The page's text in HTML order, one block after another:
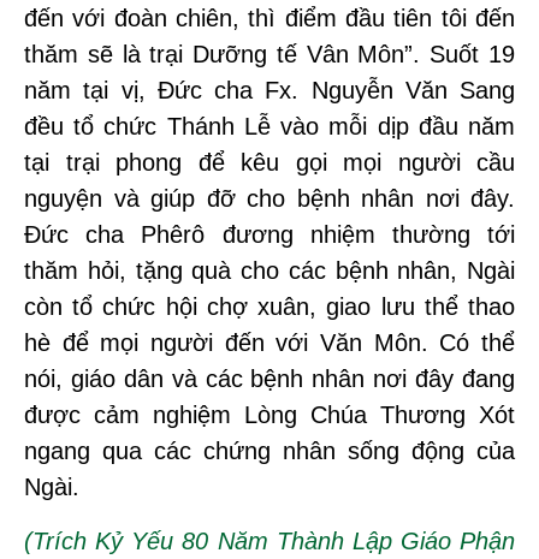
đến với đoàn chiên, thì điểm đầu tiên tôi đến
thăm sẽ là trại Dưỡng tế Vân Môn”. Suốt 19
năm tại vị, Đức cha Fx. Nguyễn Văn Sang
đều tổ chức Thánh Lễ vào mỗi dịp đầu năm
tại trại phong để kêu gọi mọi người cầu
nguyện và giúp đỡ cho bệnh nhân nơi đây.
Đức cha Phêrô đương nhiệm thường tới
thăm hỏi, tặng quà cho các bệnh nhân, Ngài
còn tổ chức hội chợ xuân, giao lưu thể thao
hè để mọi người đến với Văn Môn. Có thể
nói, giáo dân và các bệnh nhân nơi đây đang
được cảm nghiệm Lòng Chúa Thương Xót
ngang qua các chứng nhân sống động của
Ngài.
(Trích Kỷ Yếu 80 Năm Thành Lập Giáo Phận